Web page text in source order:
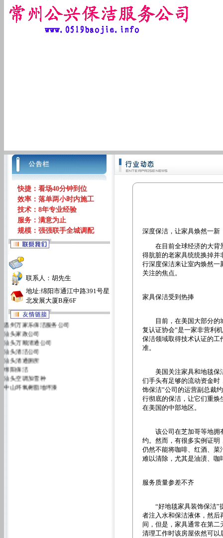
快捷：看场40分钟到位
效率：落单两小时内施工
技术：8年专业经验
服务：满意为止
规模：强强联手全城调配
联系人：胡先生
地址:绵阳市通江中路391号星
北发展大厦B座6F
温州万家乐保洁服务公司
汕头家政公司
汕头万顺清通公司
汕头清洁公司
汕头清通厕所
绵阳保洁
汕头空调加雪种
中山环氧树脂地坪漆
汕头万佳清洁服务有限公司
深度保洁，让家具焕然一新
在目前全球经济的大背景
得肮脏的老家具统统换掉并
行深度保洁来让室内焕然一
关注的焦点。
家具保洁受到热捧
目前，在美国大部分的城
复认证协会”是一家非营利
保洁领域取得技术认证的工
准。
美国关注家具和地毯保洁
们手头有足够的流动资金时
饰保洁”公司的运营副总裁
行彻底的保洁，让它们重焕
在美国的中部地区。
该公司在芝加哥等地拥有
约。然而，有很多实例证明
仍然不能将咖啡、红酒、菜
难以清除，尤其是油渍、咖
服务质量参差不齐
“好地毯家具装饰保洁”提
者注入水和保洁液体，然后
间，但是，家具通常在第
清理工作时该房屋依然可以